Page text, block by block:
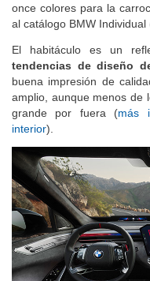
once colores para la
al catálogo BMW
El habitáculo es un
tendencias de diseño
buena impresión de
amplio, aunque menos de
grande por fuera (más
interior).